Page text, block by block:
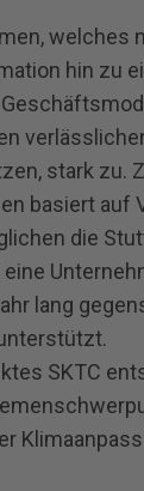
welches
hin zu
stark zu.
basiert auf
die
lang
SKTC